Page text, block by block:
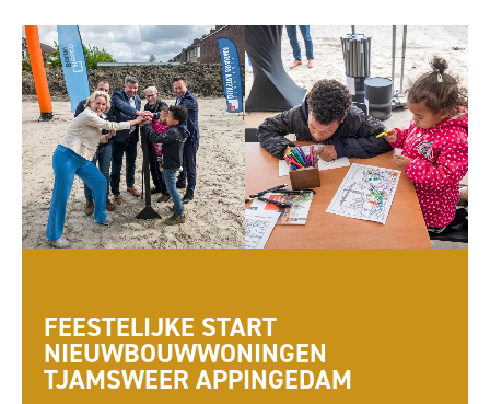
FEESTELIJKE START
NIEUWBOUWWONINGEN
TJAMSWEER APPINGEDAM